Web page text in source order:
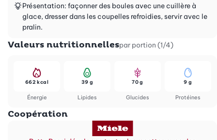
Présentation: façonner des boules avec une cuillère à
glace, dresser dans les coupelles refroidies, servir avec le
pralin.
Valeurs nutritionnellespar portion (1/4)
Énergie
662 kcal
Lipides
39 g
Glucides
70 g
Protéines
9 g
Coopération